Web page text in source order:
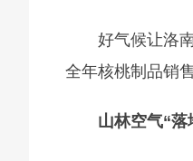
好气候让洛
全年核桃制品销
山林空气“落